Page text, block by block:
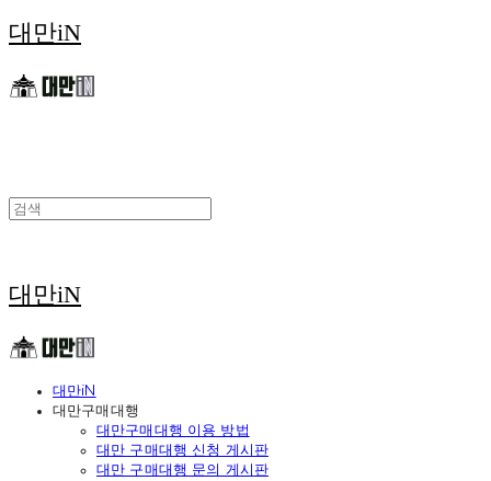
대만iN
대만iN
대만iN
대만구매대행
대만구매대행 이용 방법
대만 구매대행 신청 게시판
대만 구매대행 문의 게시판